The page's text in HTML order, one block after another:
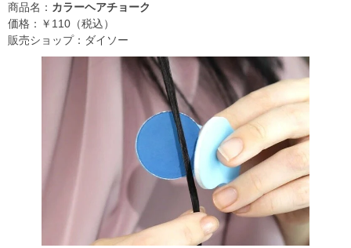
商品名： カラーヘアチョーク
価格：￥110（税込）
販売ショップ：ダイソー